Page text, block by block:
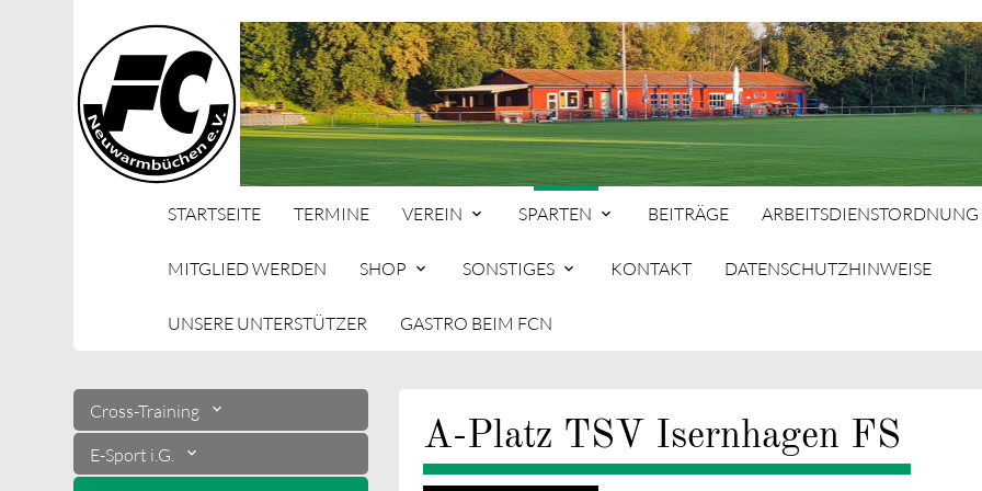
STARTSEITE TERMINE VEREIN SPARTEN BEITRÄGE ARBEITSDIENSTORDNUNG
MITGLIED WERDEN SHOP SONSTIGES KONTAKT DATENSCHUTZHINWEISE
UNSERE UNTERSTÜTZER GASTRO BEIM FCN
A-Platz TSV Isernhagen FS
Cross-Training
E-Sport i.G.